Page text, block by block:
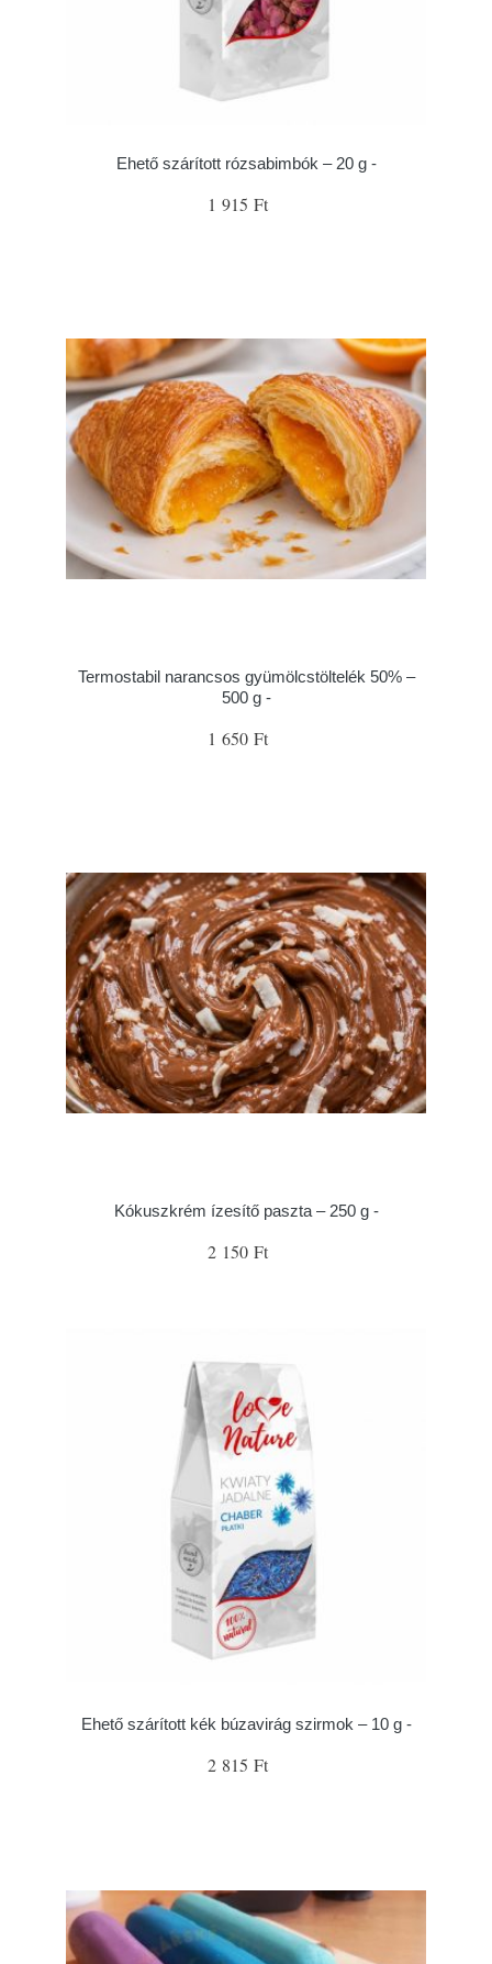
Ehető szárított rózsabimbók – 20 g -
1 915 Ft
Termostabil narancsos gyümölcstöltelék 50% –
500 g -
1 650 Ft
Kókuszkrém ízesítő paszta – 250 g -
2 150 Ft
Ehető szárított kék búzavirág szirmok – 10 g -
2 815 Ft